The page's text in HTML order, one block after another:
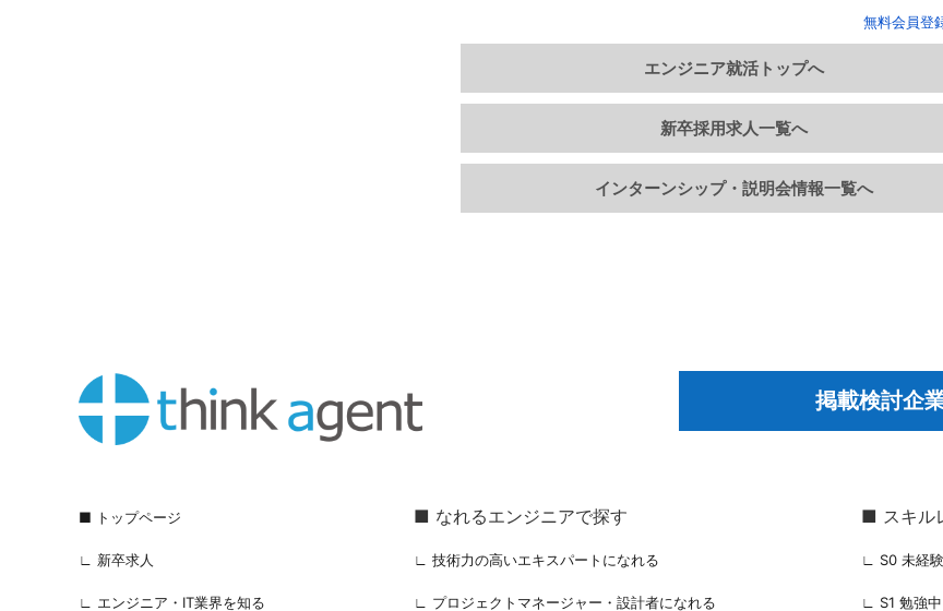
無料会員登
エンジニア就活トップへ
新卒採用求人一覧へ
インターンシップ・説明会情報一覧へ
掲載検討企
■ トップページ
∟ 新卒求人
∟ エンジニア・IT業界を知る
■ なれるエンジニアで探す
∟ 技術力の高いエキスパートになれる
∟ プロジェクトマネージャー・設計者になれる
■ スキル
∟ S0 未経験
∟ S1 勉強中